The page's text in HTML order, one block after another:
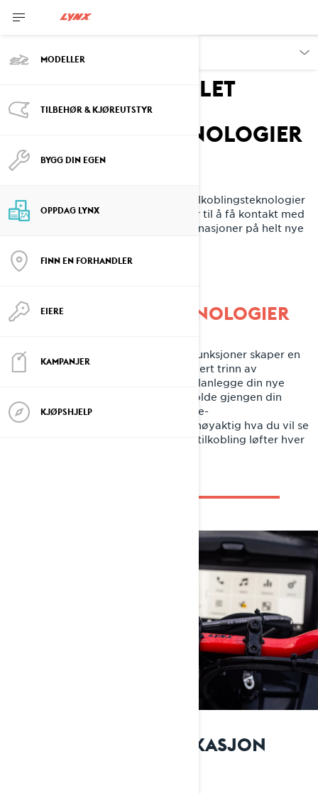
MODELLER
TILBEHØR & KJØREUTSTYR
BYGG DIN EGEN
OPPDAG LYNX
FINN EN FORHANDLER
EIERE
KAMPANJER
KJØPSHJELP
Hold deg tilkoblet
INTEGRERTE
TILKOBLINGSTEKNOLOGIER
FOR DIN LYNX
Lynx integrerer sømløst eksklusive tilkoblingsteknologier
i alle våre snøscootere. Gjør deg klar til å få kontakt med
snøscooter, teamet ditt og nye destinasjoner på helt nye
KONNEKTIVITETSTEKNOLOGIER
En rekke BRP-eksklusive tilkoblingsfunksjoner skaper en
dypere forbindelse til kjøreturen i hvert trinn av
eventyret. Enten det handler om å planlegge din nye
favorittrute med BRP GO!-appen, holde gjengen din
informert underveis takket være Vibe-
kommunikasjonssystem, eller velge nøyaktig hva du vil se
på den 10,25″ touchskjermen – Lynx tilkobling løfter hver
BRP GO! MOBILAPPLIKASJON